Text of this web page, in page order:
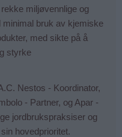
miljøvennlige og
minimal bruk av kjemiske
med sikte på å
styrke
Nestos - Koordinator,
- Partner, og Apar -
jordbrukspraksiser og
hovedprioritet.